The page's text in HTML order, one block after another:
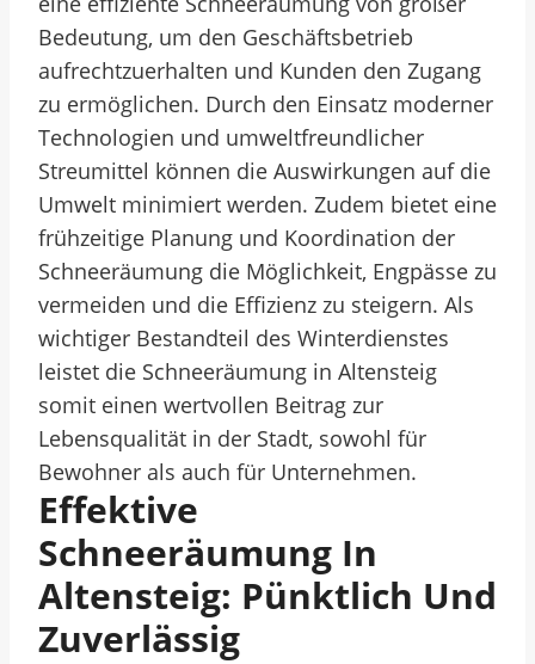
Bedeutung, um den Geschäftsbetrieb
aufrechtzuerhalten und Kunden den Zugang
zu ermöglichen. Durch den Einsatz moderner
Technologien und umweltfreundlicher
Streumittel können die Auswirkungen auf die
Umwelt minimiert werden. Zudem bietet eine
frühzeitige Planung und Koordination der
Schneeräumung die Möglichkeit, Engpässe zu
vermeiden und die Effizienz zu steigern. Als
wichtiger Bestandteil des Winterdienstes
leistet die Schneeräumung in Altensteig
somit einen wertvollen Beitrag zur
Lebensqualität in der Stadt, sowohl für
Bewohner als auch für Unternehmen.
Effektive
Schneeräumung In
Altensteig: Pünktlich Und
Zuverlässig